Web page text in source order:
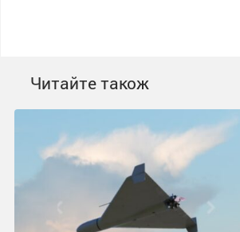
Читайте також